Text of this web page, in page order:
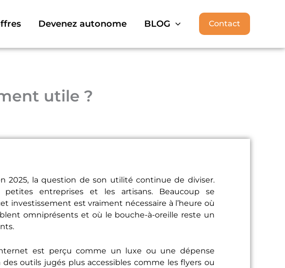
Devenez autonome BLOG Contact
utile ?
2025, la question de son utilité continue de diviser.
entreprises et les artisans. Beaucoup se
investissement est vraiment nécessaire à l’heure où
omniprésents et où le bouche-à-oreille reste un
est perçu comme un luxe ou une dépense
outils jugés plus accessibles comme les flyers ou